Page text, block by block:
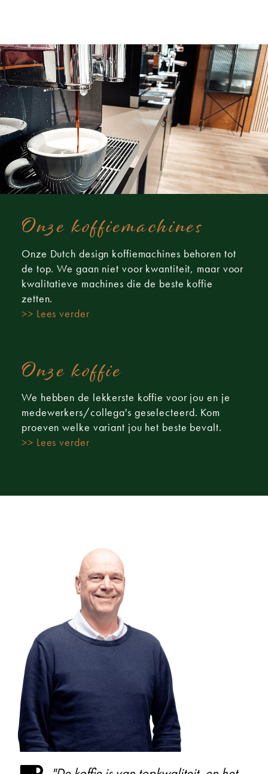
Onze koffiemachines
Onze Dutch design koffiemachines behoren tot
de top. We gaan niet voor kwantiteit, maar voor
kwalitatieve machines die de beste koffie
zetten.
>> Lees verder
Onze koffie
We hebben de lekkerste koffie voor jou en je
medewerkers/collega's geselecteerd. Kom
proeven welke variant jou het beste bevalt.
>> Lees verder